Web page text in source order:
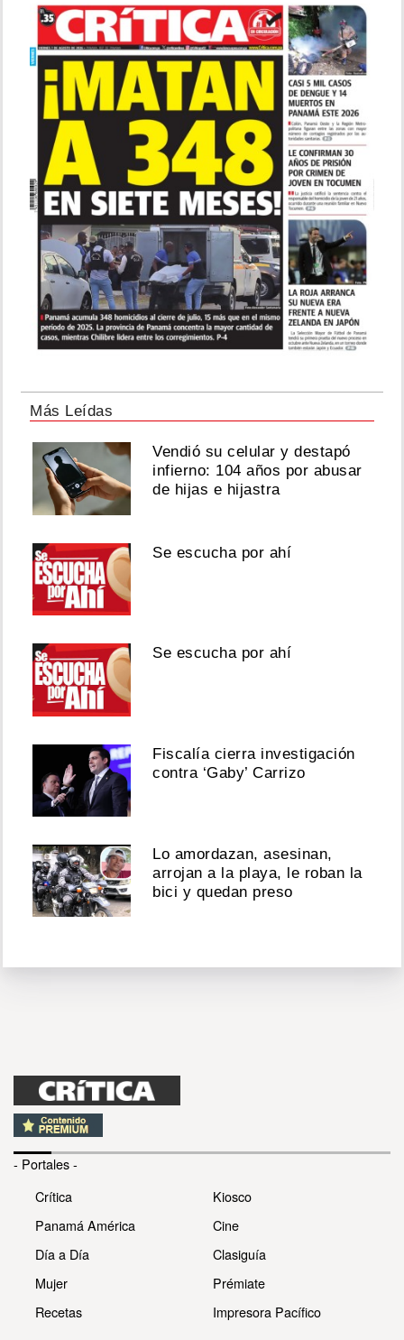
Más Leídas
Vendió su celular y destapó
infierno: 104 años por abusar
de hijas e hijastra
Se escucha por ahí
Se escucha por ahí
Fiscalía cierra investigación
contra ‘Gaby’ Carrizo
Lo amordazan, asesinan,
arrojan a la playa, le roban la
bici y quedan preso
- Portales -
Crítica
Panamá América
Día a Día
Mujer
Recetas
Kiosco
Cine
Clasiguía
Prémiate
Impresora Pacífico